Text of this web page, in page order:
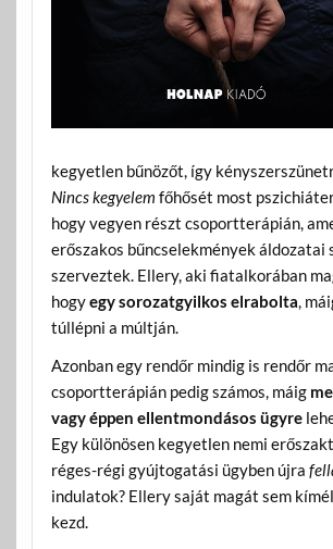
kegyetlen bűnözőt, így
Nincs kegyelem főhősét most
hogy vegyen részt csoportterápián,
erőszakos bűncselekmények áldozatai
szerveztek. Ellery, aki fiatalkorában
hogyegy sorozatgyilkos elrabolta,
túllépni a múltján.
Azonban egy rendőr mindig is rendőr
csoportterápián pedig számos, máig
vagy éppen ellentmondásos ügyre
Egy különösen kegyetlen nemi
réges-régi gyújtogatási ügyben újra
indulatok? Ellery saját magát sem
kezd.